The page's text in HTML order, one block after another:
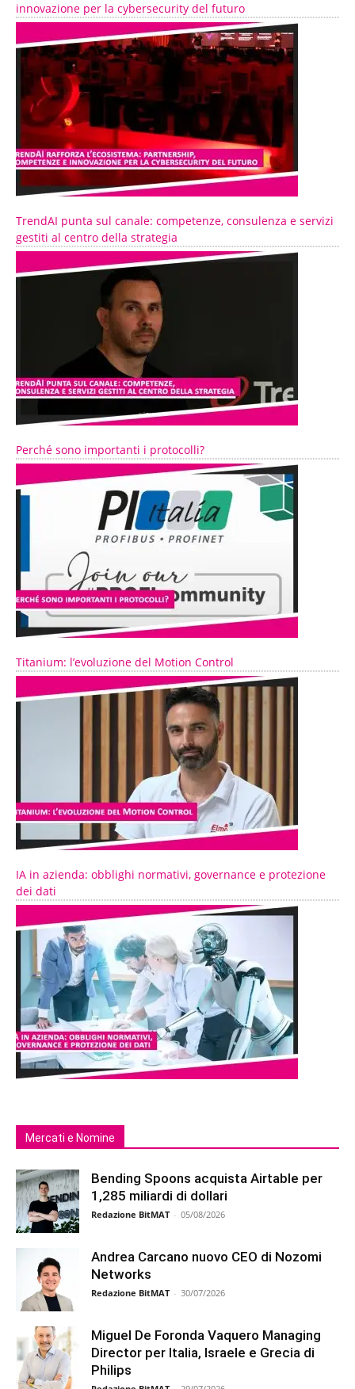
innovazione per la cybersecurity del futuro
TrendAI punta sul canale: competenze, consulenza e servizi
gestiti al centro della strategia
Perché sono importanti i protocolli?
Titanium: l’evoluzione del Motion Control
IA in azienda: obblighi normativi, governance e protezione
dei dati
Mercati e Nomine
Bending Spoons acquista Airtable per
1,285 miliardi di dollari
Redazione BitMAT - 05/08/2026
Andrea Carcano nuovo CEO di Nozomi
Networks
Redazione BitMAT - 30/07/2026
Miguel De Foronda Vaquero Managing
Director per Italia, Israele e Grecia di
Philips